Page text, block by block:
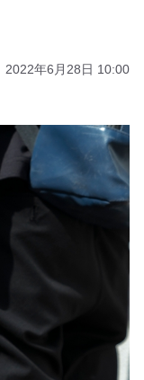
2022年6月28日 10:00